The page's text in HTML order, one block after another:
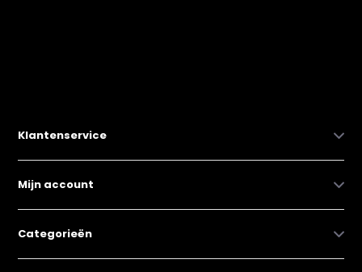
Klantenservice
Mijn account
Categorieën